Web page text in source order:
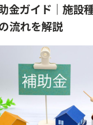
金ガイド｜施設
流れを解説